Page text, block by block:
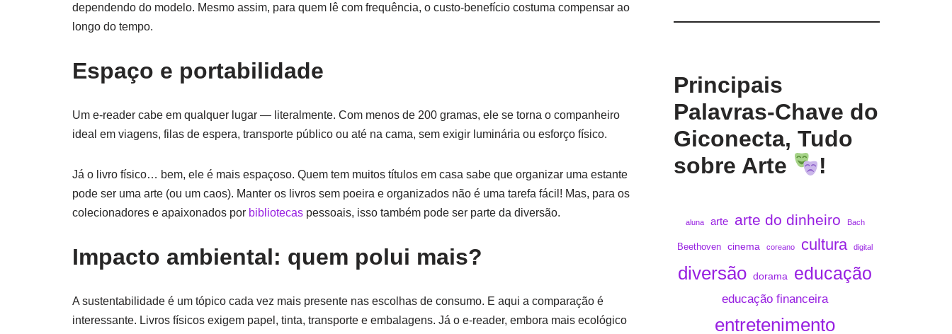
dependendo do modelo. Mesmo assim, para quem lê com frequência, o custo-benefício costuma compensar ao
longo do tempo.
Espaço e portabilidade
Um e-reader cabe em qualquer lugar — literalmente. Com menos de 200 gramas, ele se torna o companheiro
ideal em viagens, filas de espera, transporte público ou até na cama, sem exigir luminária ou esforço físico.
Já o livro físico… bem, ele é mais espaçoso. Quem tem muitos títulos em casa sabe que organizar uma estante
pode ser uma arte (ou um caos). Manter os livros sem poeira e organizados não é uma tarefa fácil! Mas, para os
colecionadores e apaixonados por bibliotecas pessoais, isso também pode ser parte da diversão.
Impacto ambiental: quem polui mais?
A sustentabilidade é um tópico cada vez mais presente nas escolhas de consumo. E aqui a comparação é
interessante. Livros físicos exigem papel, tinta, transporte e embalagens. Já o e-reader, embora mais ecológico
Principais
Palavras-Chave do
Giconecta, Tudo
sobre Arte
!
aluna arte arte do dinheiro Bach
Beethoven cinema coreano cultura digital
diversão dorama educação
educação financeira
entretenimento